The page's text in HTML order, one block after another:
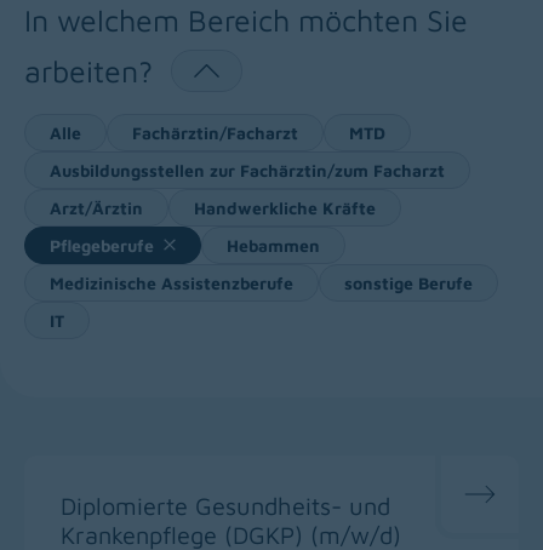
In welchem Bereich möchten Sie
arbeiten?
Alle Fachärztin/Facharzt
MTD
Ausbildungsstellen zur Fachärztin/zum Facharzt
Arzt/Ärztin
Handwerkliche Kräfte
Pflegeberufe
Hebammen
Medizinische Assistenzberufe
sonstige Berufe
IT
Diplomierte Gesundheits- und
Krankenpflege (DGKP) (m/w/d)